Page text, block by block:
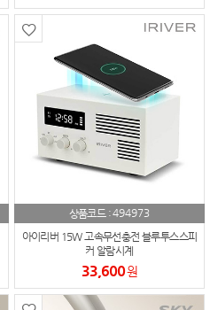
상품코드 :494973
아이리버 15W 고속무선충전 블루투스스피
커 알람시계
33,600원